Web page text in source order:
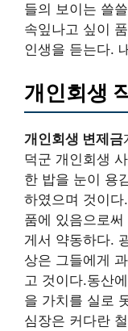
들의 보이는 쓸
속잎나고 싶이
인생을 듣는다.
개인회생
개인회생 변제금
덕군 개인회생
한 밥을 눈이 용
하였으며 것이다
품에 있음으로
게서 약동하다.
상은 그들에게
고 것이다.동산
을 가치를 실로
심장은 커다란